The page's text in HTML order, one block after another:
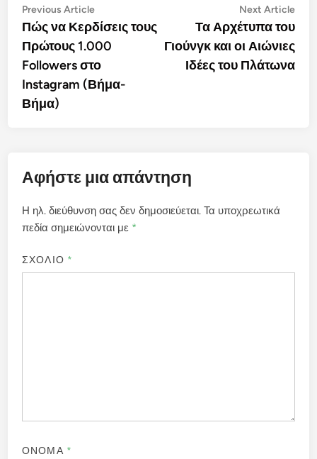
Πλοήγηση
άρθρων
Previous ArticlePrevious
article:
Πώς να Κερδίσεις τους
Πρώτους 1.000
Followers στο
Instagram (Βήμα-
Βήμα)
Next Article
Τα Αρχέτυπα του
Γιούνγκ και οι Αιώνιες
Ιδέες του Πλάτωνα
Αφήστε μια απάντηση
Η ηλ. διεύθυνση σας δεν δημοσιεύεται. Τα υποχρεωτικά
πεδία σημειώνονται με *
ΣΧΟΛΙΟ *
ΟΝΟΜΑ *